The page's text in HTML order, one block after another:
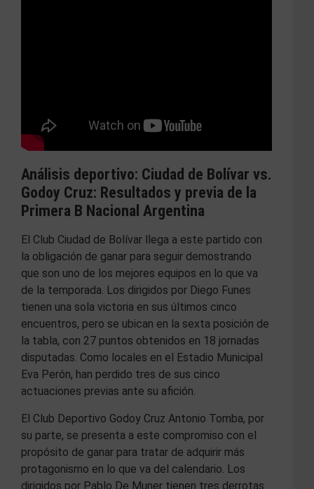
Análisis deportivo: Ciudad de Bolívar vs.
Godoy Cruz: Resultados y previa de la
Primera B Nacional Argentina
El Club Ciudad de Bolívar llega a este partido con
la obligación de ganar para seguir demostrando
que son uno de los mejores equipos en lo que va
de la temporada. Los dirigidos por Diego Funes
tienen una sola victoria en sus últimos cinco
encuentros, pero se ubican en la sexta posición de
la tabla, con 27 puntos obtenidos en 18 jornadas
disputadas. Como locales en el Estadio Municipal
Eva Perón, han perdido tres de sus cinco
actuaciones previas ante su afición.
El Club Deportivo Godoy Cruz Antonio Tomba, por
su parte, se presenta a este compromiso con el
propósito de ganar para tratar de adquirir más
protagonismo en lo que va del calendario. Los
dirigidos por Pablo De Muner tienen tres derrotas